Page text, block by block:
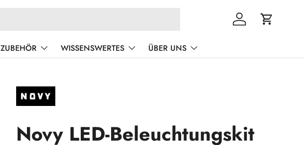
Einloggen
ZUBEHÖR WISSENSWERTES ÜBER UNS
Novy LED-Beleuchtungskit